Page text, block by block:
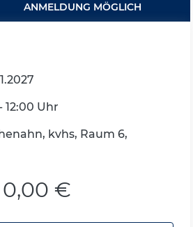
ANMELDUNG MÖGLICH
12:00 Uhr
kvhs, Raum 6,
0,00 €